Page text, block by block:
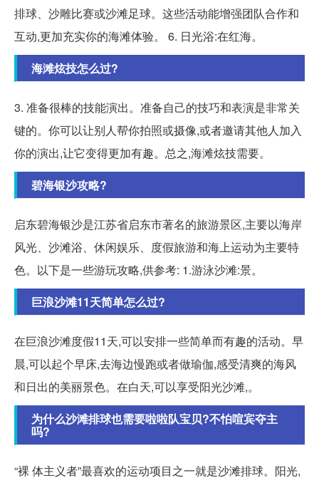
排球、沙雕比赛或沙滩足球。这些活动能增强团队合作和
互动,更加充实你的海滩体验。 6. 日光浴:在红海。
海滩炫技怎么过?
3. 准备很棒的技能演出。准备自己的技巧和表演是非常关
键的。你可以让别人帮你拍照或摄像,或者邀请其他人加入
你的演出,让它变得更加有趣。总之,海滩炫技需要。
碧海银沙攻略?
启东碧海银沙是江苏省启东市著名的旅游景区,主要以海岸
风光、沙滩浴、休闲娱乐、度假旅游和海上运动为主要特
色。以下是一些游玩攻略,供参考: 1.游泳沙滩:景。
巨浪沙滩11天简单怎么过?
在巨浪沙滩度假11天,可以安排一些简单而有趣的活动。早
晨,可以起个早床,去海边慢跑或者做瑜伽,感受清爽的海风
和日出的美丽景色。在白天,可以享受阳光沙滩,。
为什么沙滩排球也需要啦啦队宝贝?不怕喧宾夺主
吗?
“裸 体主义者”最喜欢的运动项目之一就是沙滩排球。阳光,